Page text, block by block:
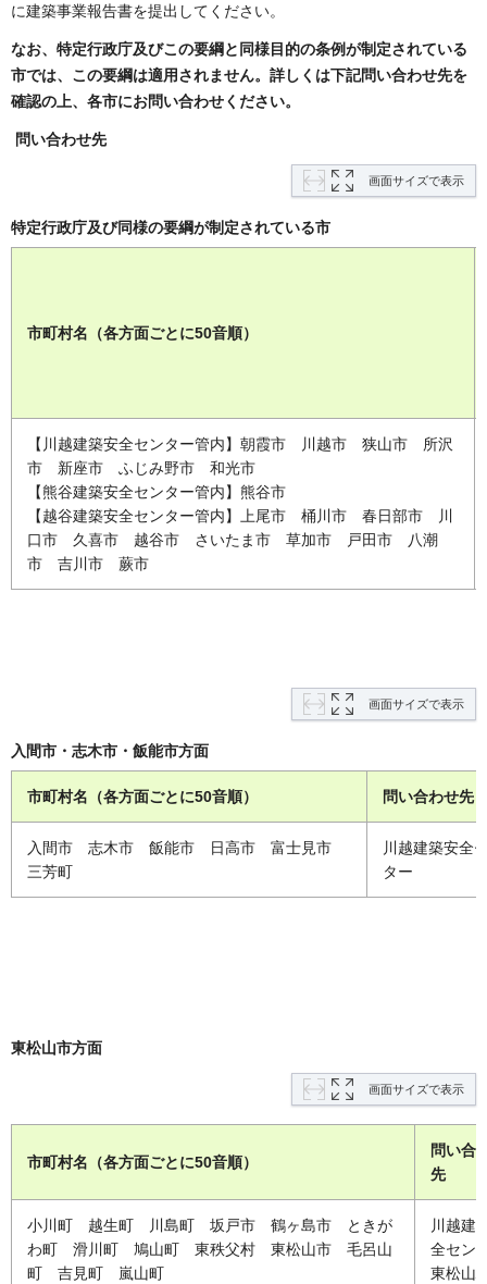
に建築事業報告書を提出してください。
なお、特定行政庁及びこの要綱と同様目的の条例が制定されている
市では、この要綱は適用されません。詳しくは下記問い合わせ先を
確認の上、各市にお問い合わせください。
問い合わせ先
画面サイズで表示
特定行政庁及び同様の要綱が制定されている市
市町村名（各方面ごとに50音順）
【川越建築安全センター管内】朝霞市 川越市 狭山市 所沢
市 新座市 ふじみ野市 和光市
【熊谷建築安全センター管内】熊谷市
【越谷建築安全センター管内】上尾市 桶川市 春日部市 川
口市 久喜市 越谷市 さいたま市 草加市 戸田市 八潮
市 吉川市 蕨市
画面サイズで表示
入間市・志木市・飯能市方面
市町村名（各方面ごとに50音順） 問い合わせ先
入間市 志木市 飯能市 日高市 富士見市
三芳町
川越建築安全
ター
東松山市方面
画面サイズで表示
市町村名（各方面ごとに50音順）
問い合
先
小川町 越生町 川島町 坂戸市 鶴ヶ島市 ときが
わ町 滑川町 鳩山町 東秩父村 東松山市 毛呂山
町 吉見町 嵐山町
川越建
全セン
東松山